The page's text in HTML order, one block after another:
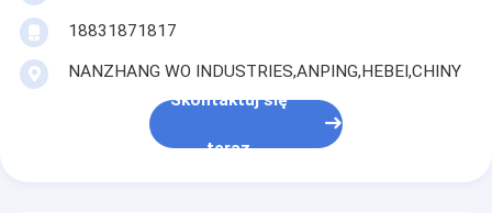
18831871817
NANZHANG WO INDUSTRIES,ANPING,HEBEI,CHINY
Skontaktuj się
teraz